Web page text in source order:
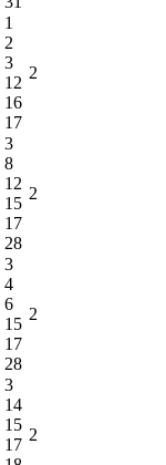
1
2
3
12
16
17
2
3
8
12
15
17
28
2
3
4
6
15
17
28
2
3
14
15
17
2